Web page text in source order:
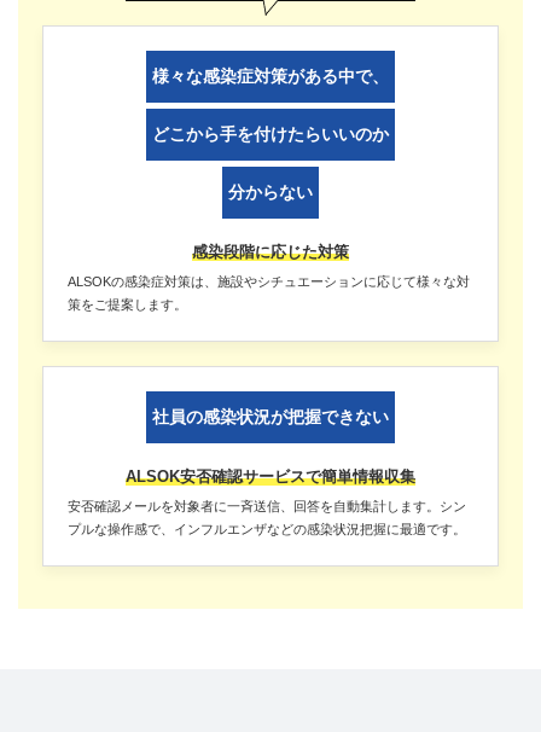
様々な感染症対策がある中で、
どこから手を付けたらいいのか
分からない
感染段階に応じた対策
ALSOKの感染症対策は、施設やシチュエーションに応じて様々な対
策をご提案します。
社員の感染状況が把握できない
ALSOK安否確認サービスで簡単情報収集
安否確認メールを対象者に一斉送信、回答を自動集計します。シン
プルな操作感で、インフルエンザなどの感染状況把握に最適です。